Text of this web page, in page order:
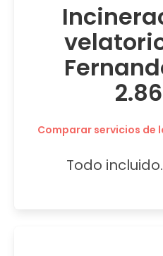
Comparar servicios de
Todo